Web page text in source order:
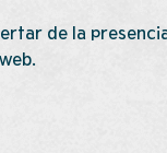
de la